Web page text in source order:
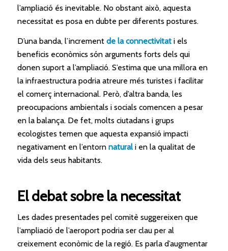
l’ampliació és inevitable. No obstant això, aquesta
necessitat es posa en dubte per diferents postures.
D’una banda, l’increment de la connectivitati els
beneficis econòmics són arguments forts dels qui
donen suport a l’ampliació. S’estima que una millora en
la infraestructura podria atreure més turistes i facilitar
el comerç internacional. Però, d’altra banda, les
preocupacions ambientals i socials comencen a pesar
en la balança. De fet, molts ciutadans i grups
ecologistes temen que aquesta expansió impacti
negativament en l’entorn naturali en la qualitat de
vida dels seus habitants.
El debat sobre la necessitat
Les dades presentades pel comitè suggereixen que
l’ampliació de l’aeroport podria ser clau per al
creixement econòmic de la regió. Es parla d’augmentar